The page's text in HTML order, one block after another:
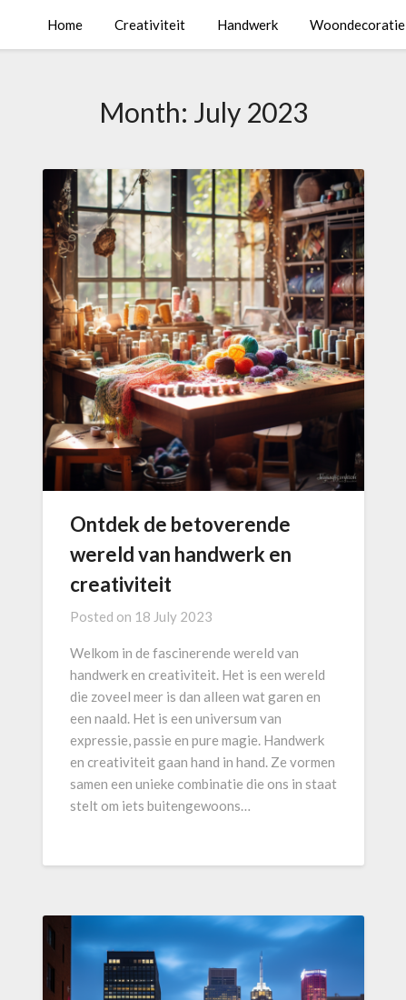
Home Creativiteit Handwerk Woondecoratie
Month: July 2023
Ontdek de betoverende
wereld van handwerk en
creativiteit
Posted on 18 July 2023
Welkom in de fascinerende wereld van
handwerk en creativiteit. Het is een wereld
die zoveel meer is dan alleen wat garen en
een naald. Het is een universum van
expressie, passie en pure magie. Handwerk
en creativiteit gaan hand in hand. Ze vormen
samen een unieke combinatie die ons in staat
stelt om iets buitengewoons…